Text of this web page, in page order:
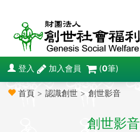
登入 加入會員 (0筆)
首頁 > 認識創世 > 創世影音
創世影音